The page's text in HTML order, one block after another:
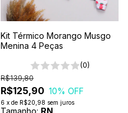
Kit Térmico Morango Musgo
Menina 4 Peças
(0)
R$125,90
R$139,80
10% OFF
6 x de R$20,98 sem juros